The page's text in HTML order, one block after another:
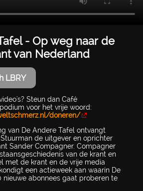
- Op weg naar de
van Nederland
LBRY
Steun dan Café
voor het vrije woord:
doneren/
van De Andere Tafel ontvangt
de uitgever en oprichter
Sander Compagner. Compagner
van de krant en
met de krant en de vrije media
een actieweek aan waarin De
nieuwe abonnees gaat proberen te